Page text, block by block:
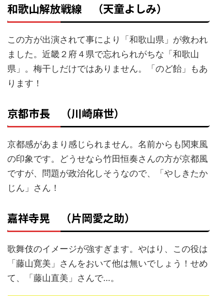
和歌山解放戦線 （天童よしみ）
この方が出演されて事により「和歌山県」が救われ
ました。近畿２府４県で忘れられがちな「和歌山
県」。梅干しだけではありません。「のど飴」もあ
ります！
京都市長 （川崎麻世）
京都感があまり感じられません。名前からも関東風
の印象です。どうせなら竹田恒奏さんの方が京都風
ですが、問題が政治化しそうなので、「やしきたか
じん」さん！
嘉祥寺晃 （片岡愛之助）
歌舞伎のイメージが強すぎます。やはり、この役は
「藤山寛美」さんをおいて他は無いでしょう！せめ
て、「藤山直美」さんで…。